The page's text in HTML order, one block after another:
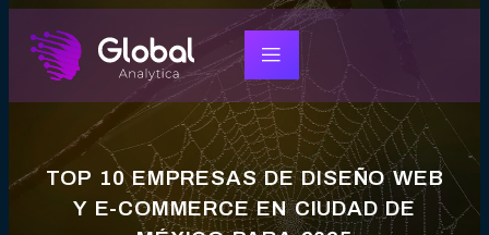
TOP 10 EMPRESAS DE DISEÑO WEB
Y E-COMMERCE EN CIUDAD DE